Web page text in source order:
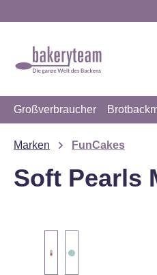
Großverbraucher
Marken FunCakes
Soft Pearls